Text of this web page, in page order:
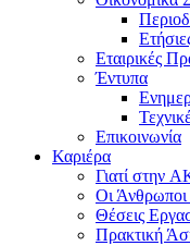
Εταιρικές
Έντυπα
Επικοινωνία
Καριέρα
Γιατί στην
Οι Άνθρωποι
Θέσεις
Πρακτική